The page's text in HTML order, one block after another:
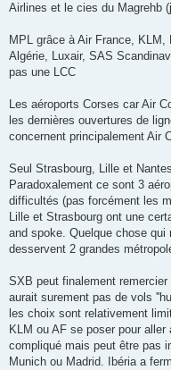
Airlines et le cies du Magrehb
MPL grâce à Air France,
Algérie, Luxair, SAS
pas une LCC
Les aéroports Corses car Air
les dernières ouvertures de
concernent principalement Air
Seul Strasbourg, Lille et
Paradoxalement ce sont 3
difficultés (pas forcément les
Lille et Strasbourg ont une
and spoke. Quelque chose
desservent 2 grandes
SXB peut finalement
aurait surement pas de vols
les choix sont relativement
KLM ou AF se poser pour
compliqué mais peut être pas
Munich ou Madrid. Ibéria a